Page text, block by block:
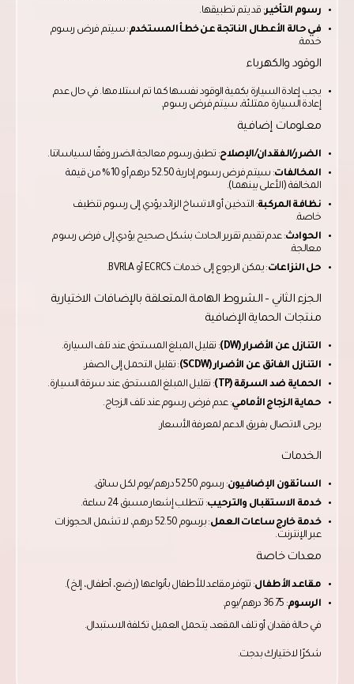
رسوم التأخير: قد يتم تطبيقها.
في حالة الأعطال الناتجة عن خطأ المستخدم: سيتم فرض رسوم
خدمة.
الوقود والكهرباء
يجب إعادة السيارة بكمية الوقود نفسها كما تم استلامها. في حال عدم
إعادة السيارة ممتلئة، سيتم فرض رسوم.
معلومات إضافية
الضرر/الفقدان/الإصلاح: تطبق رسوم معالجة الضرر وفقًا لسياساتنا.
المخالفات
: سيتم فرض رسوم إدارية 52.50 درهم أو 10% من قيمة
المخالفة (الأعلى بينهما).
نظافة المركبة: التدخين أو الاتساخ الزائد يؤدي إلى رسوم تنظيف
خاصة.
الحوادث: عدم تقديم تقرير الحادث بشكل صحيح يؤدي إلى فرض رسوم
معالجة.
حل النزاعات: يمكن الرجوع إلى خدمات ECRCS أو BVRLA.
الجزء الثاني – الشروط الهامة المتعلقة بالإضافات الاختيارية
منتجات الحماية الإضافية
التنازل عن الأضرار (DW)
: تقليل المبلغ المستحق عند تلف السيارة.
التنازل الفائق عن الأضرار (SCDW)
: تقليل التحمل إلى الصفر.
الحماية ضد السرقة (TP)
: تقليل المبلغ المستحق عند سرقة السيارة.
حماية الزجاج الأمامي: عدم فرض رسوم عند تلف الزجاج.
يرجى الاتصال بفريق الدعم لمعرفة الأسعار.
الخدمات
السائقون الإضافيون: رسوم 52.50 درهم/يوم لكل سائق.
خدمة الاستقبال والترحيب: تتطلب إشعار مسبق 24 ساعة.
خدمة خارج ساعات العمل
: برسوم 52.50 درهم، لا تشمل الحجوزات
عبر الإنترنت.
معدات خاصة
مقاعد الأطفال: تتوفر مقاعد للأطفال بأنواعها (رضع، أطفال، إلخ).
الرسوم: 36.75 درهم/يوم.
في حالة فقدان أو تلف المقعد، يتحمل العميل تكلفة الاستبدال.
شكرًا لاختيارك بدجت.